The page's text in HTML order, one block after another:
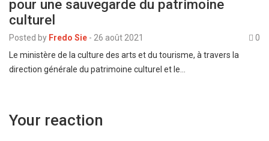
pour une sauvegarde du patrimoine
culturel
Posted by Fredo Sie - 26 août 2021
0
Le ministère de la culture des arts et du tourisme, à travers la
direction générale du patrimoine culturel et le…
Your reaction